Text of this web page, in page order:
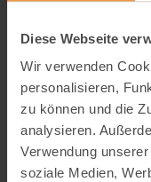
Diese Webseite
Wir verwenden
personalisieren,
zu können und die
analysieren.
Verwendung
soziale Medien,
Insgesamt wurden
€ Bargeld und
von 3.091,20 €
Gesamtsumme
hundert Prozent
ausschließlich für
verwendet.